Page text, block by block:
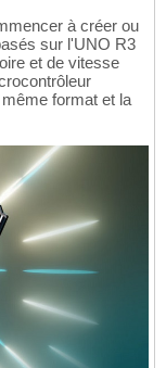
à créer ou
sur l'UNO R3
et de vitesse
format et la